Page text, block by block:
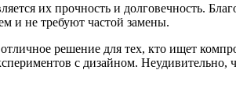
их прочность и долговечность.
и не требуют частой замены.
решение для тех, кто ищет
с дизайном.